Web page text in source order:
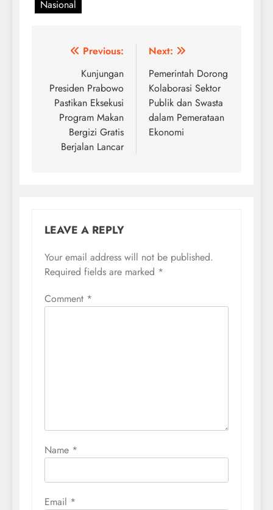
Nasional
Post
navigation
Previous:
Kunjungan
Presiden Prabowo
Pastikan Eksekusi
Program Makan
Bergizi Gratis
Berjalan Lancar
Next:
Pemerintah Dorong
Kolaborasi Sektor
Publik dan Swasta
dalam Pemerataan
Ekonomi
LEAVE A REPLY
Your email address will not be published.
Required fields are marked *
Comment *
Name *
Email *